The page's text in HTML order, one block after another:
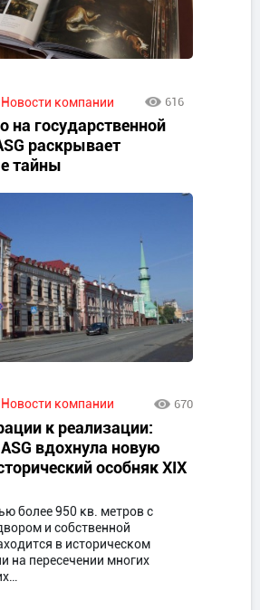
Новости компании 616
на государственной
раскрывает
тайны
Новости компании 670
к реализации:
вдохнула новую
особняк XIX
более 950 кв. метров с
и собственной
в историческом
на пересечении многих